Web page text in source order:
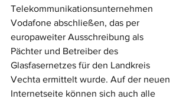
Telekommunikationsunternehmen
Vodafone abschließen, das per
europaweiter Ausschreibung als
Pächter und Betreiber des
Glasfasernetzes für den Landkreis
Vechta ermittelt wurde. Auf der neuen
Internetseite können sich auch alle